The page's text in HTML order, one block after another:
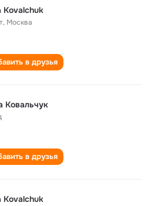
Kovalchuk
, Москва
в друзья
Ковальчук
в друзья
Kovalchuk